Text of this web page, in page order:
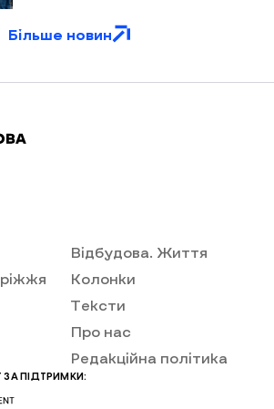
Більше новин
Відбудова. Життя
Колонки
Тексти
Про нас
Редакційна політика
ПІДТРИМКИ: